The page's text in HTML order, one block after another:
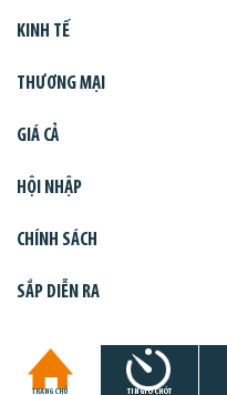
KINH TẾ
THƯƠNG MẠI
GIÁ CẢ
HỘI NHẬP
CHÍNH SÁCH
SẮP DIỄN RA
TRANG CHỦ TIN GIỜ CHÓT